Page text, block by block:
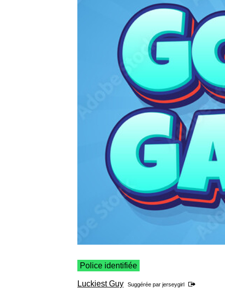
Police identifiée
Luckiest Guy Suggérée par jerseygirl